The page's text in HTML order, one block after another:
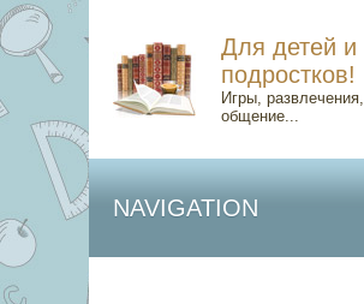
Для детей и
подростков!
Игры, развлечения,
общение...
NAVIGATION